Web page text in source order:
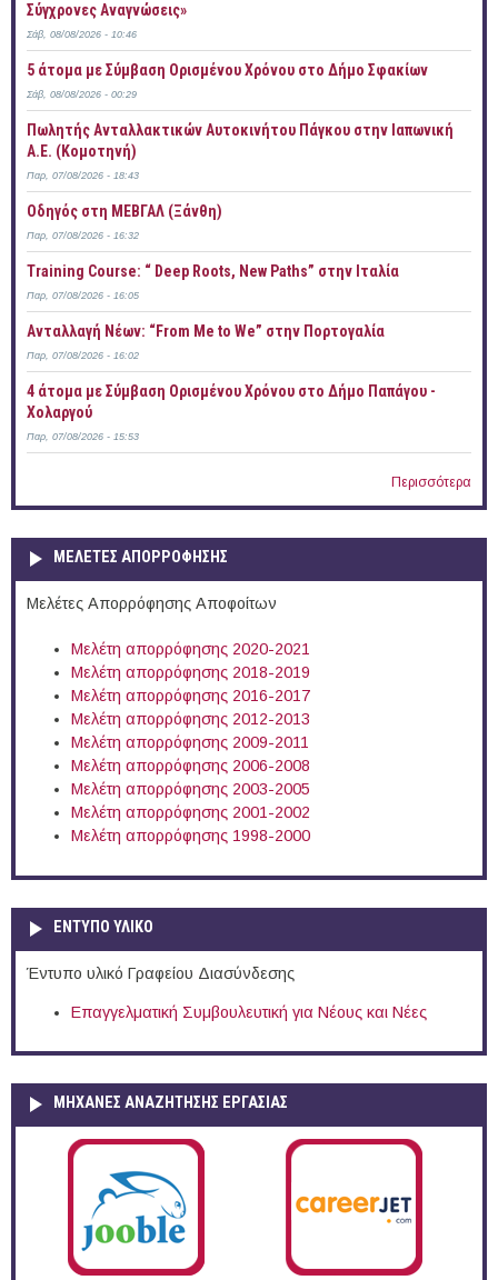
Σύγχρονες Αναγνώσεις»
Σάβ, 08/08/2026 - 10:46
5 άτομα με Σύμβαση Ορισμένου Χρόνου στο Δήμο Σφακίων
Σάβ, 08/08/2026 - 00:29
Πωλητής Ανταλλακτικών Αυτοκινήτου Πάγκου στην Ιαπωνική
Α.Ε. (Κομοτηνή)
Παρ, 07/08/2026 - 18:43
Οδηγός στη ΜΕΒΓΑΛ (Ξάνθη)
Παρ, 07/08/2026 - 16:32
Training Course: “ Deep Roots, New Paths” στην Ιταλία
Παρ, 07/08/2026 - 16:05
Ανταλλαγή Νέων: “From Me to We” στην Πορτογαλία
Παρ, 07/08/2026 - 16:02
4 άτομα με Σύμβαση Ορισμένου Χρόνου στο Δήμο Παπάγου -
Χολαργού
Παρ, 07/08/2026 - 15:53
Περισσότερα
ΜΕΛΕΤΕΣ ΑΠΟΡΡΟΦΗΣΗΣ
Μελέτες Απορρόφησης Αποφοίτων
Μελέτη απορρόφησης 2020-2021
Μελέτη απορρόφησης 2018-2019
Μελέτη απορρόφησης 2016-2017
Μελέτη απορρόφησης 2012-2013
Μελέτη απορρόφησης 2009-2011
Μελέτη απορρόφησης 2006-2008
Μελέτη απορρόφησης 2003-2005
Μελέτη απορρόφησης 2001-2002
Μελέτη απορρόφησης 1998-2000
ΕΝΤΥΠΟ ΥΛΙΚΟ
Έντυπο υλικό Γραφείου Διασύνδεσης
Επαγγελματική Συμβουλευτική για Νέους και Νέες
ΜΗΧΑΝΕΣ ΑΝΑΖΗΤΗΣΗΣ ΕΡΓΑΣΙΑΣ